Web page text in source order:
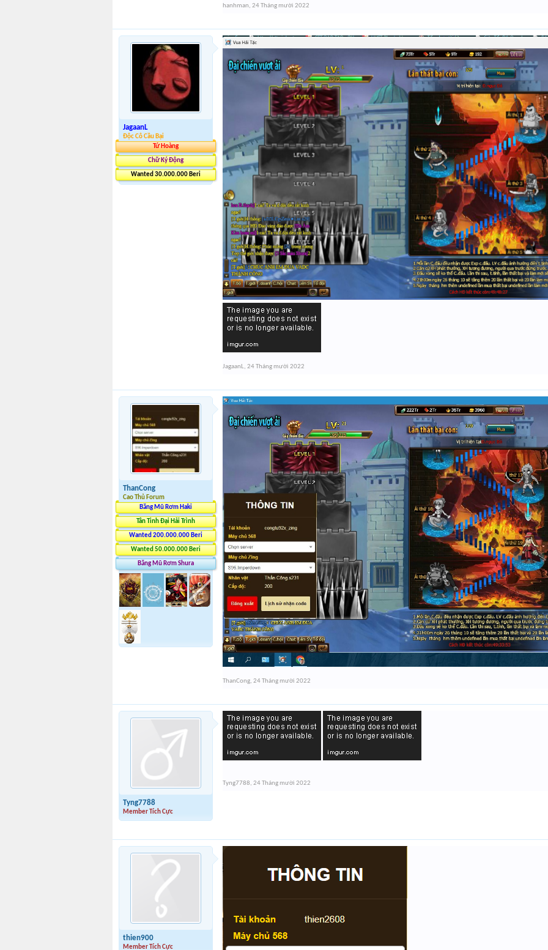
hanhman, 24 Tháng mười 2022
JagaanL
Độc Cô Cầu Bại
Tứ Hoàng
Chữ Ký Động
Wanted 30.000.000 Beri
JagaanL, 24 Tháng mười 2022
ThanCong
Cao Thủ Forum
Băng Mũ Rơm Haki
Tân Tinh Đại Hải Trình
Wanted 200.000.000 Beri
Wanted 50.000.000 Beri
Băng Mũ Rơm Shura
ThanCong, 24 Tháng mười 2022
Tyng7788
Member Tích Cực
Tyng7788, 24 Tháng mười 2022
thien900
Member Tích Cực